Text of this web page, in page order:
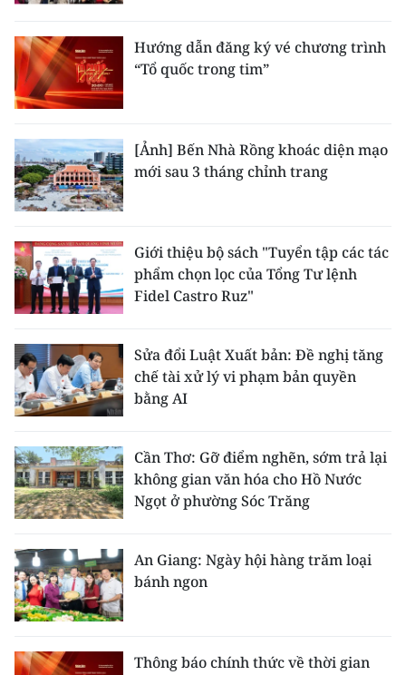
Hướng dẫn đăng ký vé chương trình
“Tổ quốc trong tim”
[Ảnh] Bến Nhà Rồng khoác diện mạo
mới sau 3 tháng chỉnh trang
Giới thiệu bộ sách "Tuyển tập các tác
phẩm chọn lọc của Tổng Tư lệnh
Fidel Castro Ruz"
Sửa đổi Luật Xuất bản: Đề nghị tăng
chế tài xử lý vi phạm bản quyền
bằng AI
Cần Thơ: Gỡ điểm nghẽn, sớm trả lại
không gian văn hóa cho Hồ Nước
Ngọt ở phường Sóc Trăng
An Giang: Ngày hội hàng trăm loại
bánh ngon
Thông báo chính thức về thời gian